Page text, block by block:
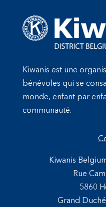
Kiwanis est une
bénévoles qui se
monde, enfant par
communauté.
Kiwanis
Rue
5860
Grand